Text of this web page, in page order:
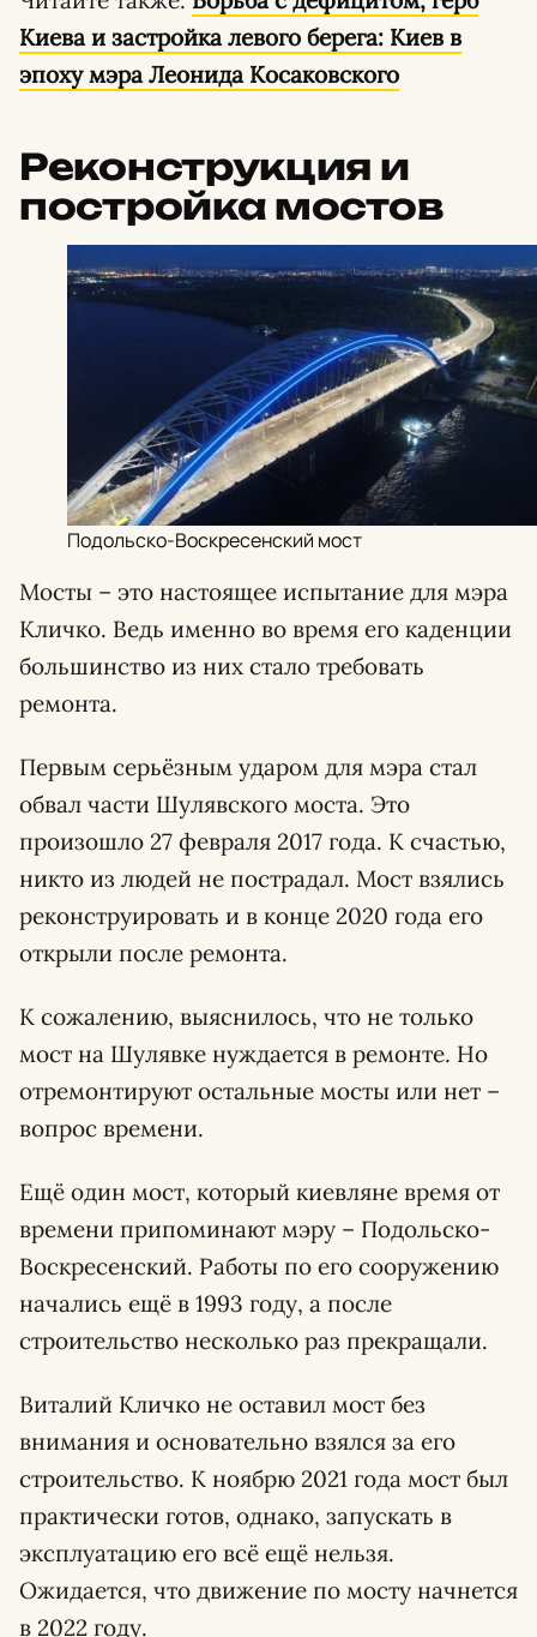
Киева и застройка левого берега: Киев в
эпоху мэра Леонида Косаковского
Реконструкция и
постройка мостов
Подольско-Воскресенский мост
Мосты – это настоящее испытание для мэра
Кличко. Ведь именно во время его каденции
большинство из них стало требовать
ремонта.
Первым серьёзным ударом для мэра стал
обвал части Шулявского моста. Это
произошло 27 февраля 2017 года. К счастью,
никто из людей не пострадал. Мост взялись
реконструировать и в конце 2020 года его
открыли после ремонта.
К сожалению, выяснилось, что не только
мост на Шулявке нуждается в ремонте. Но
отремонтируют остальные мосты или нет –
вопрос времени.
Ещё один мост, который киевляне время от
времени припоминают мэру – Подольско-
Воскресенский. Работы по его сооружению
начались ещё в 1993 году, а после
строительство несколько раз прекращали.
Виталий Кличко не оставил мост без
внимания и основательно взялся за его
строительство. К ноябрю 2021 года мост был
практически готов, однако, запускать в
эксплуатацию его всё ещё нельзя.
Ожидается, что движение по мосту начнется
в 2022 году.